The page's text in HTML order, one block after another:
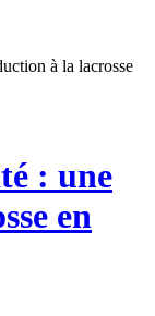
à la lacrosse
: une
en